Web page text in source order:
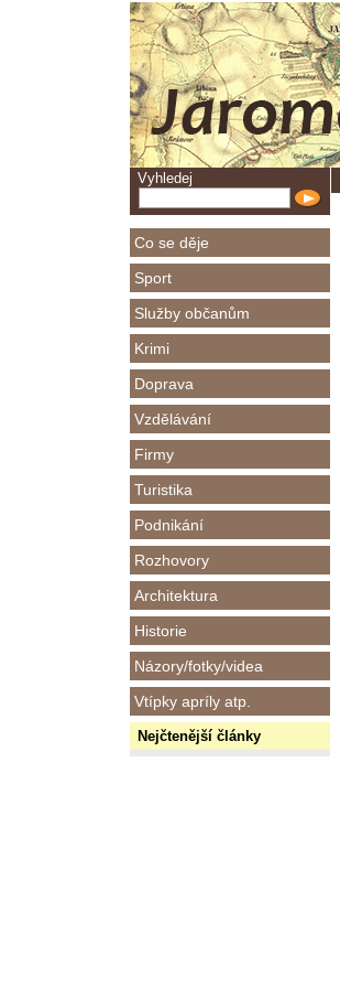
Vyhledej
Co se děje
Sport
Služby občanům
Krimi
Doprava
Vzdělávání
Firmy
Turistika
Podnikání
Rozhovory
Architektura
Historie
Názory/fotky/videa
Vtípky apríly atp.
Nejčtenější články